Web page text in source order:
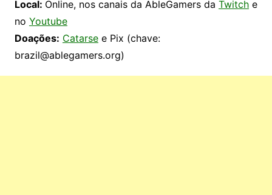
Local: Online, nos canais da AbleGamers da Twitche
no Youtube
Doações: Catarsee Pix (chave:
brazil@ablegamers.org)